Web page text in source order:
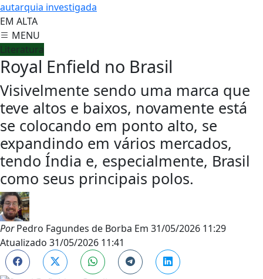
autarquia investigada
EM ALTA
MENU
Literatura
Royal Enfield no Brasil
Visivelmente sendo uma marca que
teve altos e baixos, novamente está
se colocando em ponto alto, se
expandindo em vários mercados,
tendo Índia e, especialmente, Brasil
como seus principais polos.
PorPedro Fagundes de Borba Em 31/05/2026 11:29
Atualizado 31/05/2026 11:41